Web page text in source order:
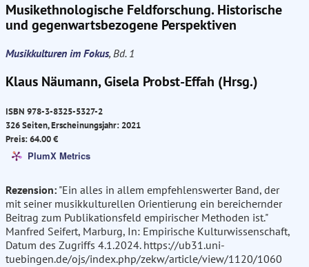
Musikethnologische Feldforschung. Historische
und gegenwartsbezogene Perspektiven
Musikkulturen im Fokus, Bd. 1
Klaus Näumann, Gisela Probst-Effah (Hrsg.)
ISBN 978-3-8325-5327-2
326 Seiten, Erscheinungsjahr: 2021
Preis: 64.00 €
PlumX Metrics
Rezension: "Ein alles in allem empfehlenswerter Band, der
mit seiner musikkulturellen Orientierung ein bereichernder
Beitrag zum Publikationsfeld empirischer Methoden ist."
Manfred Seifert, Marburg, In: Empirische Kulturwissenschaft,
Datum des Zugriffs 4.1.2024. https://ub31.uni-
tuebingen.de/ojs/index.php/zekw/article/view/1120/1060